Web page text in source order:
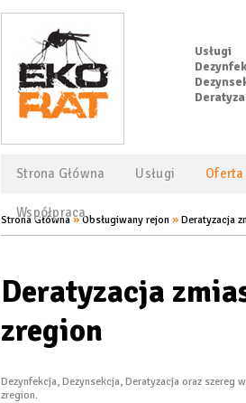
Strona Główna Usługi
Współpraca
Usługi
Strona Główna »Obsługiwany rejon » Deratyzacja
Deratyzacja
zregion
Dezynfekcja, Dezynsekcja, Deratyzacja oraz szereg
zregion.